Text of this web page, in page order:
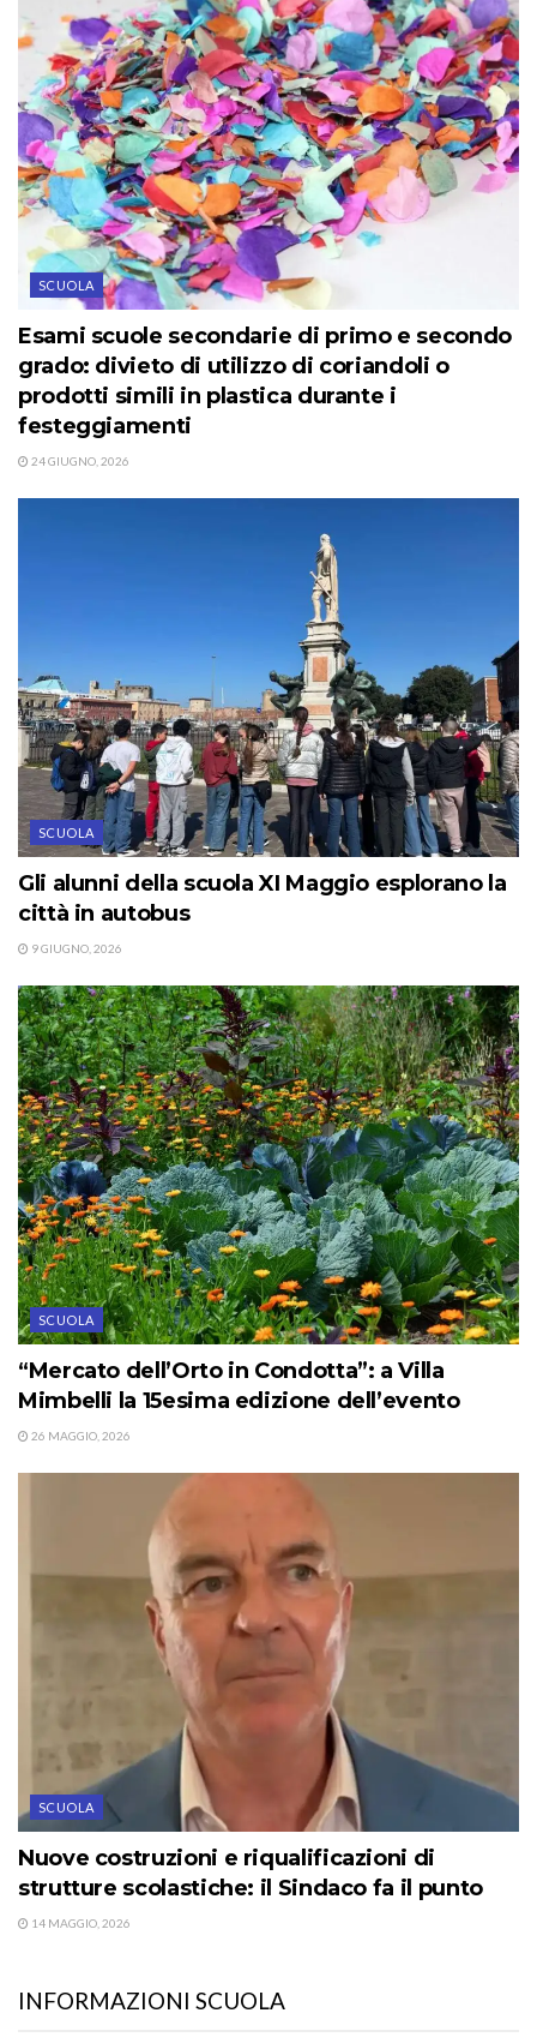
SCUOLA
Esami scuole secondarie di primo e secondo
grado: divieto di utilizzo di coriandoli o
prodotti simili in plastica durante i
festeggiamenti
24 GIUGNO, 2026
SCUOLA
Gli alunni della scuola XI Maggio esplorano la
città in autobus
9 GIUGNO, 2026
SCUOLA
“Mercato dell’Orto in Condotta”: a Villa
Mimbelli la 15esima edizione dell’evento
26 MAGGIO, 2026
SCUOLA
Nuove costruzioni e riqualificazioni di
strutture scolastiche: il Sindaco fa il punto
14 MAGGIO, 2026
INFORMAZIONI SCUOLA